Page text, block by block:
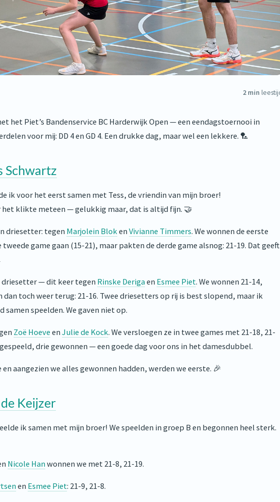
2 min
het Piet’s Bandenservice BC Harderwijk Open — een eendagstoernooi in
voor mij: DD 4 en GD 4. Een drukke dag, maar wel een lekkere. 🏸
Schwartz
ik voor het eerst samen met Tess, de vriendin van mijn broer!
het klikte meteen — gelukkig maar, dat is altijd fijn. 🤝
driesetter: tegen Marjolein Blok enVivianne Timmers. We wonnen de eerste
game gaan (15-21), maar pakten de derde game alsnog: 21-19. Dat geeft
driesetter — dit keer tegenRinske Derigaen Esmee Piet. We wonnen 21-14,
dan toch weer terug: 21-16. Twee driesetters op rij is best slopend, maar ik
samen speelden. We gaven niet op.
Zoë Hoeve enJulie de Kock. We versloegen ze in twee games met 21-18, 21-
drie gewonnen — een goede dag voor ons in het damesdubbel.
aangezien we alles gewonnen hadden, werden we eerste. 🎉
Keijzer
ik samen met mijn broer! We speelden in groep B en begonnen heel sterk.
Nicole Hanwonnen we met 21-8, 21-19.
en Esmee Piet: 21-9, 21-8.